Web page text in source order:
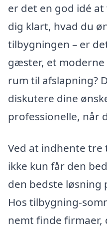
er det en god idé
dig klart, hvad du
tilbygningen – er
gæster, et moderne
rum til afslapning?
diskutere dine
professionelle, når
Ved at indhente tre
ikke kun får den
den bedste løsning
Hos tilbygning-
nemt finde firmaer,